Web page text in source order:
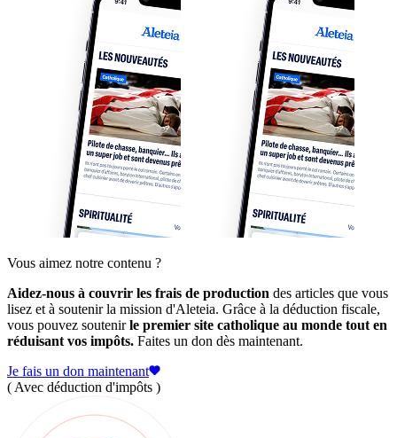
Vous aimez notre contenu ?
Aidez-nous à couvrir les frais de production des articles que vous
lisez et à soutenir la mission d'Aleteia. Grâce à la déduction fiscale,
vous pouvez soutenirle premier site catholique au monde tout en
réduisant vos impôts. Faites un don dès maintenant.
Je fais un don maintenant
( Avec déduction d'impôts )